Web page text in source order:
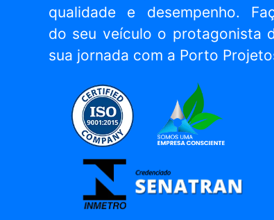
qualidade e desempenho.
do seu veículo o protagonista
sua jornada com a Porto